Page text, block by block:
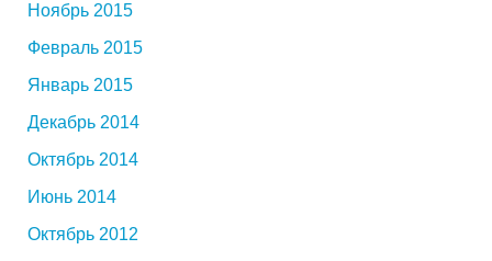
Ноябрь 2015
Февраль 2015
Январь 2015
Декабрь 2014
Октябрь 2014
Июнь 2014
Октябрь 2012